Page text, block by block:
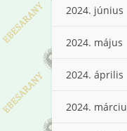
2024. június
2024. május
2024. április
2024.